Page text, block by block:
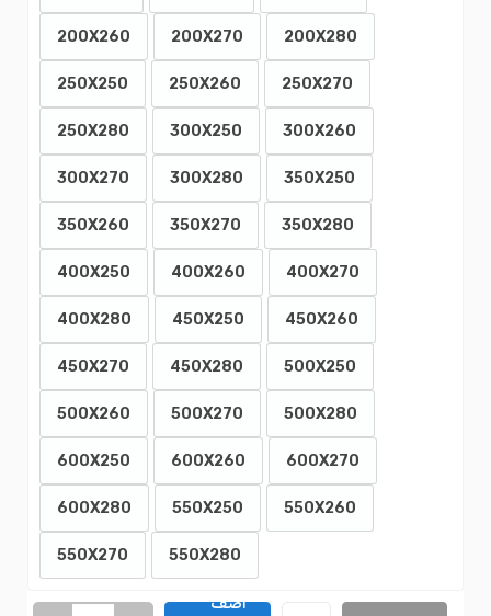
200X260 200X270 200X280
250X250 250X260 250X270
250X280 300X250 300X260
300X270 300X280 350X250
350X260 350X270 350X280
400X250 400X260 400X270
400X280 450X250 450X260
450X270 450X280 500X250
500X260 500X270 500X280
600X250 600X260 600X270
600X280 550X250 550X260
550X270 550X280
اضف